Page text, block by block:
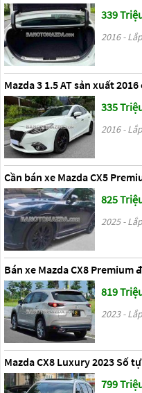
339
2016 -
Mazda 3 1.5 AT sản xuất
335
2016 -
Cần bán xe Mazda CX5
825
2025 -
Bán xe Mazda CX8 Premium
819
2023 -
Mazda CX8 Luxury 2023 Số
799